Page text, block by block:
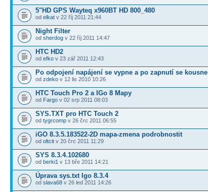
5"HD GPS Wayteq x960BT HD 800_480
od elkat v 22 říj 2011 21:44
Night Filter
od sherdog v 22 říj 2011 14:47
HTC HD2
od efko v 23 zář 2011 12:43
Po odpojení napájení se vypne a po zapnutí se kousne
od zdeko v 12 lis 2010 10:26
HTC Touch Pro 2 a IGo 8 Mapy
od Fargo v 02 srp 2011 08:03
SYS.TXT pro HTC Touch 2
od tygrcomp v 26 črc 2011 06:55
iGO 8.3.5.183522-2D mapa-zmena podrobnostit
od oltcit v 20 črc 2011 11:29
SYS 8.3.4.102680
od berki1 v 13 bře 2011 14:21
Úprava sys.txt Igo 8.3.4
od slava68 v 26 led 2011 14:26